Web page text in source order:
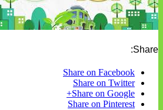
Share:
Share on Facebook
Share on Twitter
Share on Google+
Share on Pinterest